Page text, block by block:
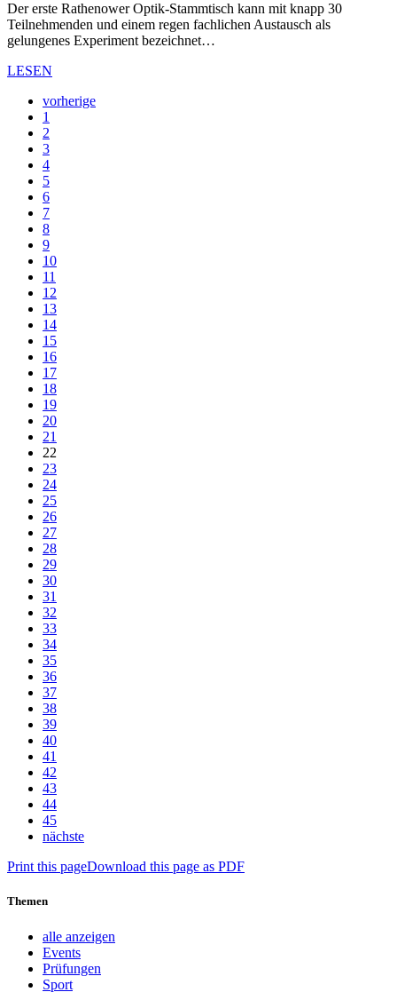
Der erste Rathenower Optik-Stammtisch kann mit knapp 30
Teilnehmenden und einem regen fachlichen Austausch als
gelungenes Experiment bezeichnet…
LESEN
vorherige
1
2
3
4
5
6
7
8
9
10
11
12
13
14
15
16
17
18
19
20
21
22
23
24
25
26
27
28
29
30
31
32
33
34
35
36
37
38
39
40
41
42
43
44
45
nächste
Print this pageDownload this page as PDF
Themen
alle anzeigen
Events
Prüfungen
Sport